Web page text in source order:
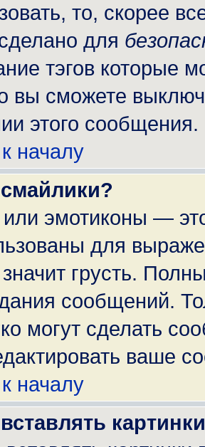
то, скорее
для
тэгов которые
вы сможете
этого сообщения.
началу
эмотиконы —
для
грусть.
сообщений.
могут сделать
ваше
началу